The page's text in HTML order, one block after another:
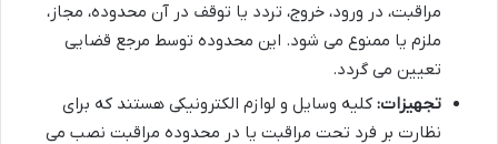
مراقبت، در ورود، خروج، تردد یا توقف در آن محدوده، مجاز،
ملزم یا ممنوع می شود. این محدوده توسط مرجع قضایی
تعیین می گردد.
تجهیزات: کلیه وسایل و لوازم الکترونیکی هستند که برای
نظارت بر فرد تحت مراقبت یا در محدوده مراقبت نصب می